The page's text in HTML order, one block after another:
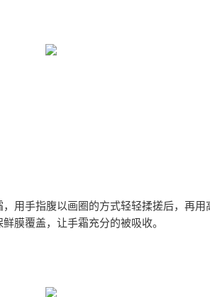
用手指腹以画圈的方式轻轻揉搓后，再用
膜覆盖，让手霜充分的被吸收。